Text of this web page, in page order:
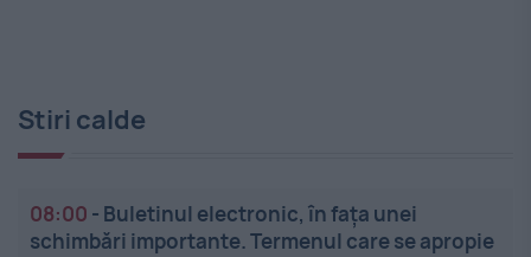
Stiri calde
08:00 - Buletinul electronic, în fața unei
schimbări importante. Termenul care se apropie